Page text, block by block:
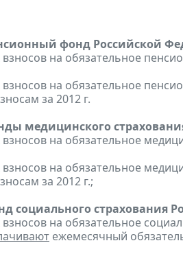
фонд Российской
взносов на обязательное
взносов на обязательное
за 2012 г.
медицинского
взносов на обязательное
взносов на обязательное
за 2012 г.;
социального страхования
взносов на обязательное
ежемесячный